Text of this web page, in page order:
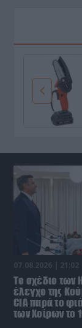
07.08.2026 | 21:02
To σχέδιο των
έλεγχο της
CIA παρά το
των Χοίρων το